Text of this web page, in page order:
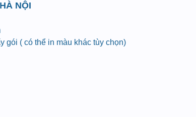
NỘI
gói ( có thể in màu khác tùy chọn)